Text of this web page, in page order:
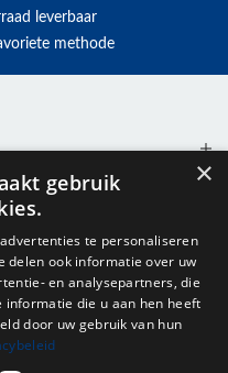
leverbaar
methode
×
gebruik
te personaliseren
delen ook informatie over uw
en analysepartners, die
die u aan hen heeft
door uw gebruik van hun